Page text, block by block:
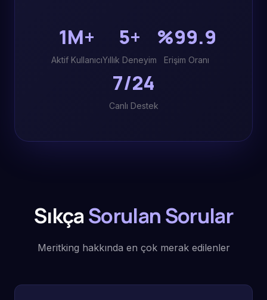
1M+
Aktif Kullanıcı
5+
Yıllık Deneyim
%99.9
Erişim Oranı
7/24
Canlı Destek
SıkçaSorulan Sorular
Meritking hakkında en çok merak edilenler